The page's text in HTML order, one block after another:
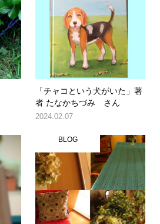
「チャコという犬がいた」著
者 たなかちづみ さん
2024.02.07
BLOG